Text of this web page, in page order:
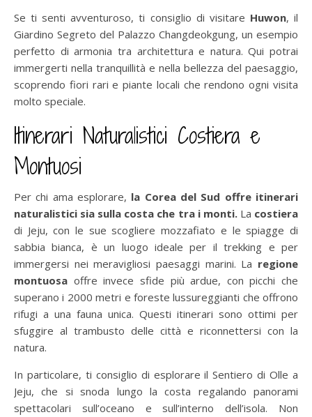
Se ti senti avventuroso, ti consiglio di visitare Huwon, il
Giardino Segreto del Palazzo Changdeokgung, un esempio
perfetto di armonia tra architettura e natura. Qui potrai
immergerti nella tranquillità e nella bellezza del paesaggio,
scoprendo fiori rari e piante locali che rendono ogni visita
molto speciale.
Itinerari Naturalistici Costiera e
Montuosi
Per chi ama esplorare, la Corea del Sud offre itinerari
naturalistici sia sulla costa che tra i monti.La costiera
di Jeju, con le sue scogliere mozzafiato e le spiagge di
sabbia bianca, è un luogo ideale per il trekking e per
immergersi nei meravigliosi paesaggi marini. La regione
montuosa offre invece sfide più ardue, con picchi che
superano i 2000 metri e foreste lussureggianti che offrono
rifugi a una fauna unica. Questi itinerari sono ottimi per
sfuggire al trambusto delle città e riconnettersi con la
natura.
In particolare, ti consiglio di esplorare il Sentiero di Olle a
Jeju, che si snoda lungo la costa regalando panorami
spettacolari sull’oceano e sull’interno dell’isola. Non